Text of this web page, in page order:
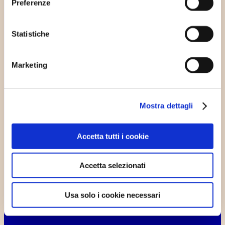
cliccando sulla X in alto a destra per rifiutare tutti i cookie
informazioni in merito ai cookie presenti su questo sito.
Preferenze
Statistiche
Marketing
Mostra dettagli
Accetta tutti i cookie
Accetta selezionati
Usa solo i cookie necessari